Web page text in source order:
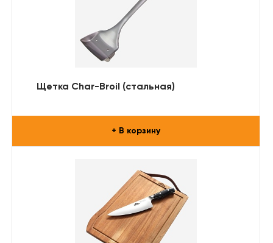
Щетка Char-Broil (стальная)
+ В корзину